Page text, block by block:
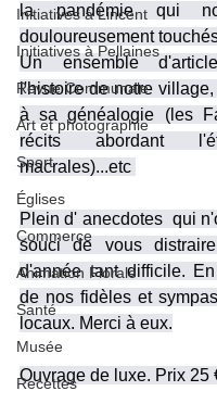
Initiatives à Lincent
Initiatives à Pellaines
Revue Communale
Art et photographie
Sport
Églises
Commerce
Animation Florale
Santé
Musée
Recettes
la pandémie qui
douloureusement
Un ensemble
l'histoire de notre
à sa généalogie (les
récits abordant
macrales)...etc
Plein d' anecdotes  qui
souci de vous
d'année tant difficile.
de nos fidèles et
locaux. Merci à eux.
Ouvrage de luxe. Prix 25